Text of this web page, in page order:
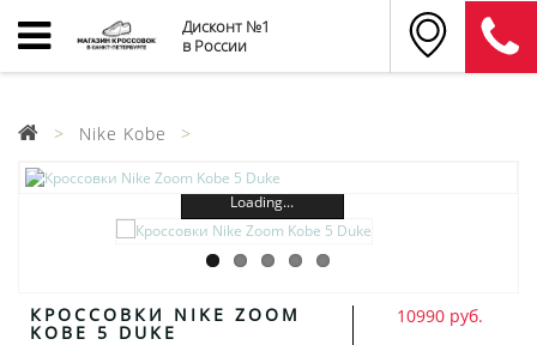
Дисконт №1
в России
Nike Kobe
Loading...
КРОССОВКИ NIKE ZOOM
KOBE 5 DUKE
10990 руб.